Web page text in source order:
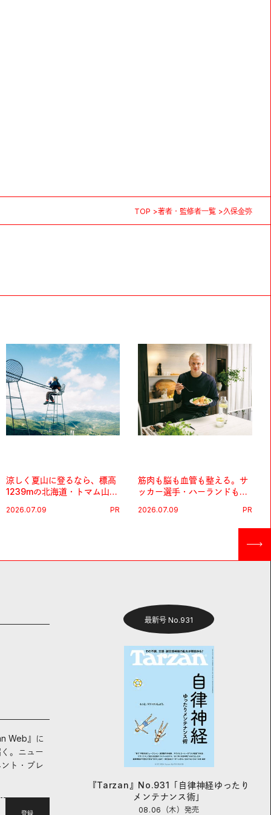
TOP 著者・監修者一覧 久保金弥
涼しく夏山に登るなら、標高
1239mの北海道・トマム山で
2026.07.09 PR
筋肉も脳も血管も整える。サ
ッカー選手・ハーランドも注
＆サバの“最強アスリート
2026.07.09 PR
Web』に
。ニュー
ト・プレ
登録
最新号 No.931
『Tarzan』No.931「自律神経ゆったり
メンテナンス術」
08.06（木） 発売